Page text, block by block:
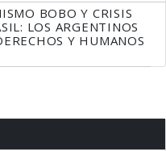
BOBO Y CRISIS
LOS ARGENTINOS
Y HUMANOS